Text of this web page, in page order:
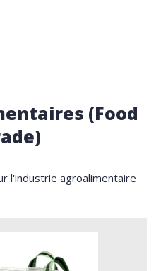
(Food
l'industrie agroalimentaire